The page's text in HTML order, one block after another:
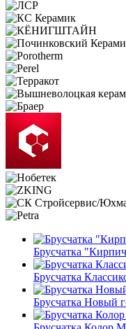
Брусчатка
Брусчатка
Брусчатка Новый